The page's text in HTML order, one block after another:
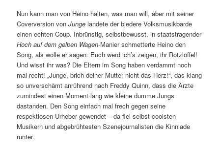
Nun kann man von Heino halten, was man will, aber mit seiner
Coverversion vonJunge landete der biedere Volksmusikbarde
einen echten Coup. Inbrünstig, selbstbewusst, in staatstragender
Hoch auf dem gelben Wagen-Manier schmetterte Heino den
Song, als wolle er sagen: Euch werd ich’s zeigen, ihr Rotzlöffel!
Und wisst ihr was? Die Eltern im Song haben verdammt noch
mal recht! „Junge, brich deiner Mutter nicht das Herz!“, das klang
so unverschämt anrührend nach Freddy Quinn, dass die Ärzte
zumindest einen Moment lang wie kleine dumme Jungs
dastanden. Den Song einfach mal frech gegen seine
respektlosen Urheber gewendet – da fiel selbst coolsten
Musikern und abgebrühtesten Szenejournalisten die Kinnlade
runter.